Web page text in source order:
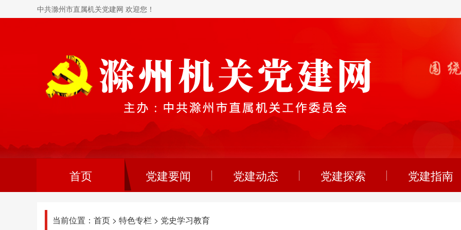
中共滁州市直属机关党建网 欢迎您！
首页 党建要闻 党建动态 党建探索 党建指南
当前位置： 首页 > 特色专栏 > 党史学习教育